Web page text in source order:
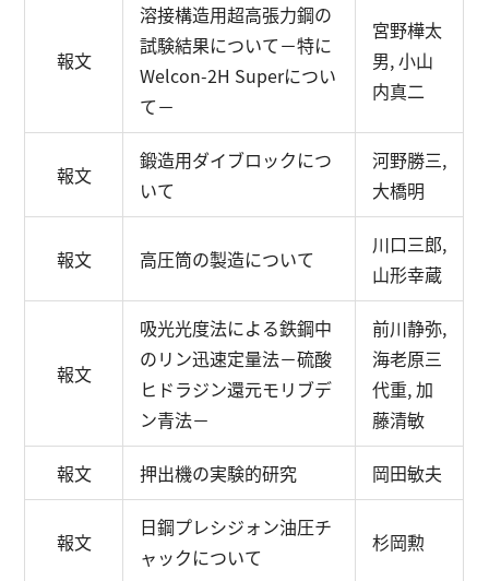
報文
溶接構造用超高張力鋼の
試験結果について－特に
Welcon-2H Superについ
て－
宮野樺太
男, 小山
内真二
報文
鍛造用ダイブロックにつ
いて
河野勝三,
大橋明
報文 高圧筒の製造について
川口三郎,
山形幸蔵
報文
吸光光度法による鉄鋼中
のリン迅速定量法－硫酸
ヒドラジン還元モリブデ
ン青法－
前川静弥,
海老原三
代重, 加
藤清敏
報文 押出機の実験的研究 岡田敏夫
報文
日鋼プレシジォン油圧チ
ャックについて
杉岡勲